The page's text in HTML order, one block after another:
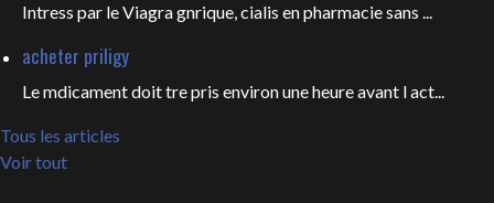
Intress par le Viagra gnrique, cialis en pharmacie sans ...
acheter priligy
Le mdicament doit tre pris environ une heure avant l act...
Tous les articles
Voir tout